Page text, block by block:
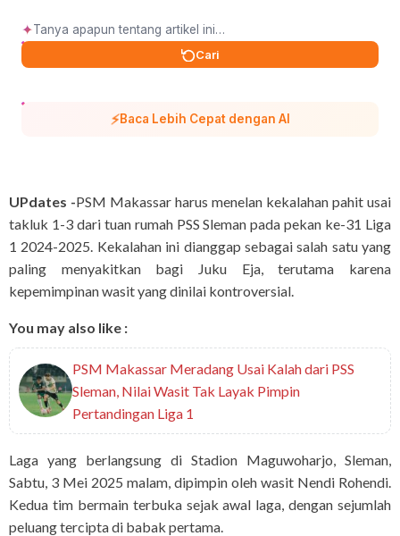
✦
Cari
⚡Baca Lebih Cepat dengan AI
UPdates -PSM Makassar harus menelan kekalahan pahit usai
takluk 1-3 dari tuan rumah PSS Sleman pada pekan ke-31 Liga
1 2024-2025. Kekalahan ini dianggap sebagai salah satu yang
paling menyakitkan bagi Juku Eja, terutama karena
kepemimpinan wasit yang dinilai kontroversial.
You may also like :
PSM Makassar Meradang Usai Kalah dari PSS
Sleman, Nilai Wasit Tak Layak Pimpin
Pertandingan Liga 1
Laga yang berlangsung di Stadion Maguwoharjo, Sleman,
Sabtu, 3 Mei 2025 malam, dipimpin oleh wasit Nendi Rohendi.
Kedua tim bermain terbuka sejak awal laga, dengan sejumlah
peluang tercipta di babak pertama.